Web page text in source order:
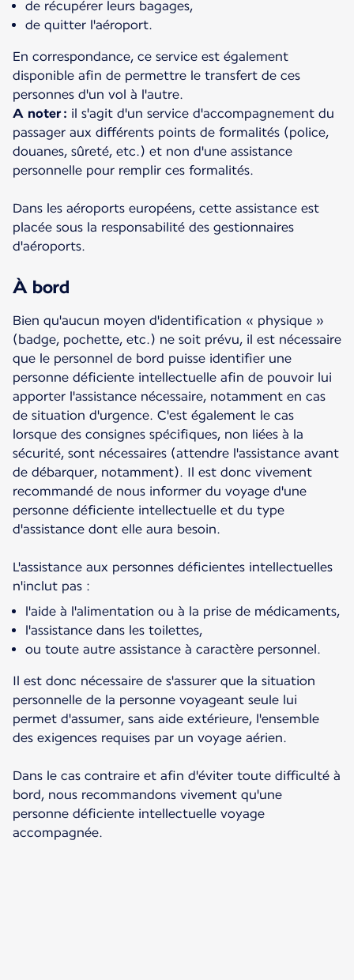
de récupérer leurs bagages,
de quitter l'aéroport.
En correspondance, ce service est également
disponible afin de permettre le transfert de ces
A noter : il s'agit d'un service d'accompagnement du
passager aux différents points de formalités (police,
douanes, sûreté, etc.) et non d'une assistance
personnelle pour remplir ces formalités.
Dans les aéroports européens, cette assistance est
placée sous la responsabilité des gestionnaires
d'aéroports.
À bord
Bien qu'aucun moyen d'identification « physique »
(badge, pochette, etc.) ne soit prévu, il est nécessaire
que le personnel de bord puisse identifier une
personne déficiente intellectuelle afin de pouvoir lui
apporter l'assistance nécessaire, notamment en cas
de situation d'urgence. C'est également le cas
lorsque des consignes spécifiques, non liées à la
sécurité, sont nécessaires (attendre l'assistance avant
de débarquer, notamment). Il est donc vivement
recommandé de nous informer du voyage d'une
personne déficiente intellectuelle et du type
d'assistance dont elle aura besoin.
L'assistance aux personnes déficientes intellectuelles
n'inclut pas :
l'aide à l'alimentation ou à la prise de médicaments,
l'assistance dans les toilettes,
ou toute autre assistance à caractère personnel.
Il est donc nécessaire de s'assurer que la situation
personnelle de la personne voyageant seule lui
permet d'assumer, sans aide extérieure, l'ensemble
des exigences requises par un voyage aérien.
Dans le cas contraire et afin d'éviter toute difficulté à
bord, nous recommandons vivement qu'une
personne déficiente intellectuelle voyage
accompagnée.